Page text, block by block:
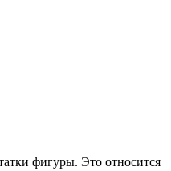
фигуры. Это относится